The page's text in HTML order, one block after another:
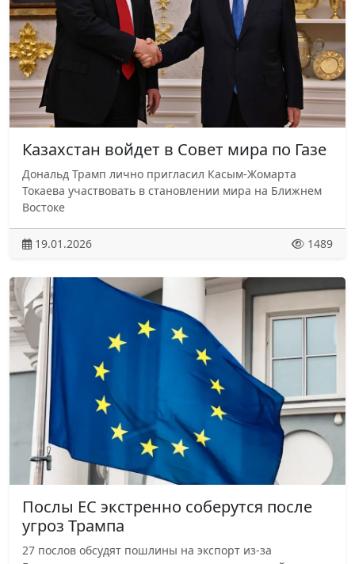
Казахстан войдет в Совет мира по Газе
Дональд Трамп лично пригласил Касым-Жомарта
Токаева участвовать в становлении мира на Ближнем
Востоке
19.01.2026 1489
Послы ЕС экстренно соберутся после
угроз Трампа
27 послов обсудят пошлины на экспорт из-за